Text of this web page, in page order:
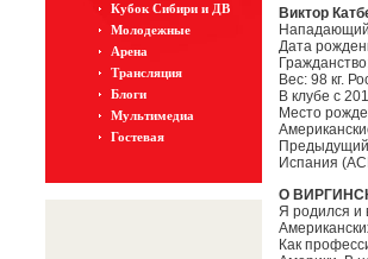
Кубок Сибири и ДВ
Молодежные
Арена
Трансляция
Блоги
Мультимедиа
Гостевая
Виктор
Нападающий
Дата
Вес: 98 кг.
В клубе с
Место
Испания
О
Я родился и
Как